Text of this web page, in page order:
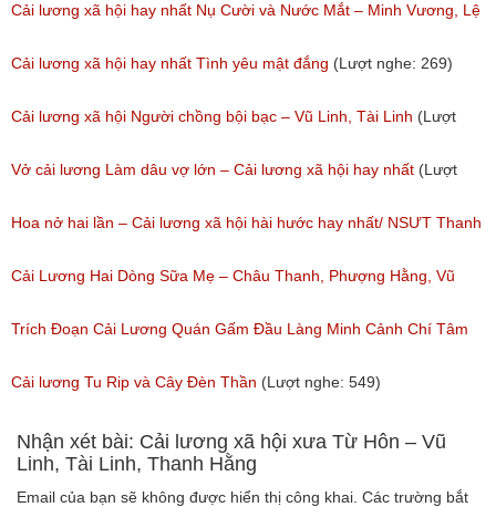
267)
Cải lương xã hội hay nhất Nụ Cười và Nước Mắt – Minh Vương, Lệ
Thủy
(Lượt nghe: 776)
Cải lương xã hội hay nhất Tình yêu mật đắng (Lượt nghe: 269)
Cải lương xã hội Người chồng bội bạc – Vũ Linh, Tài Linh (Lượt
nghe: 473)
Vở cải lương Làm dâu vợ lớn – Cải lương xã hội hay nhất (Lượt
nghe: 383)
Hoa nở hai lần – Cải lương xã hội hài hước hay nhất/ NSƯT Thanh
Ngân, NSƯT Vũ Linh
(Lượt nghe: 191)
Cải Lương Hai Dòng Sữa Mẹ – Châu Thanh, Phượng Hằng, Vũ
Minh Vương, Linh Vương, Phương Hồng Thủy
(Lượt nghe: 609)
Trích Đoạn Cải Lương Quán Gấm Đầu Làng Minh Cảnh Chí Tâm
(Lượt nghe: 285)
Cải lương Tu Rip và Cây Đèn Thần (Lượt nghe: 549)
Nhận xét bài: Cải lương xã hội xưa Từ Hôn – Vũ
Linh, Tài Linh, Thanh Hằng
Email của bạn sẽ không được hiển thị công khai. Các trường bắt